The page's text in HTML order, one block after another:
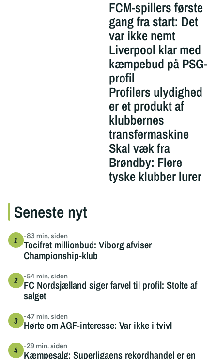
FCM-spillers første
gang fra start: Det
var ikke nemt
Liverpool klar med
kæmpebud på PSG-
profil
Profilers ulydighed
er et produkt af
klubbernes
transfermaskine
Skal væk fra
Brøndby: Flere
tyske klubber lurer
Seneste nyt
-83 min. siden
Tocifret millionbud: Viborg afviser
Championship-klub
-54 min. siden
FC Nordsjælland siger farvel til profil: Stolte af
salget
-47 min. siden
Hørte om AGF-interesse: Var ikke i tvivl
-29 min. siden
Kæmpesalg: Superligaens rekordhandel er en